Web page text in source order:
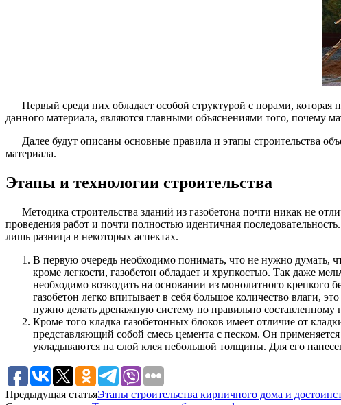
Первый среди них обладает особой структурой с порами, которая
данного материала, являются главными объяснениями того, почему
Далее будут описаны основные правила и этапы строительства
материала.
Этапы и технологии строительства
Методика строительства зданий из газобетона почти никак не
проведения работ и почти полностью идентичная
лишь разница в некоторых аспектах.
В первую очередь необходимо понимать, что не нужно думать,
кроме легкости, газобетон обладает и хрупкостью. Так даже
необходимо возводить на основании из монолитного крепкого
газобетон легко впитывает в себя большое количество влаги,
нужно делать дренажную систему по правильно составленному
Кроме того кладка газобетонных блоков имеет отличие от
представляющий собой смесь цемента с песком. Он
укладываются на слой клея небольшой толщины. Для его
Предыдущая статьяЭтапы строительства кирпичного дома и